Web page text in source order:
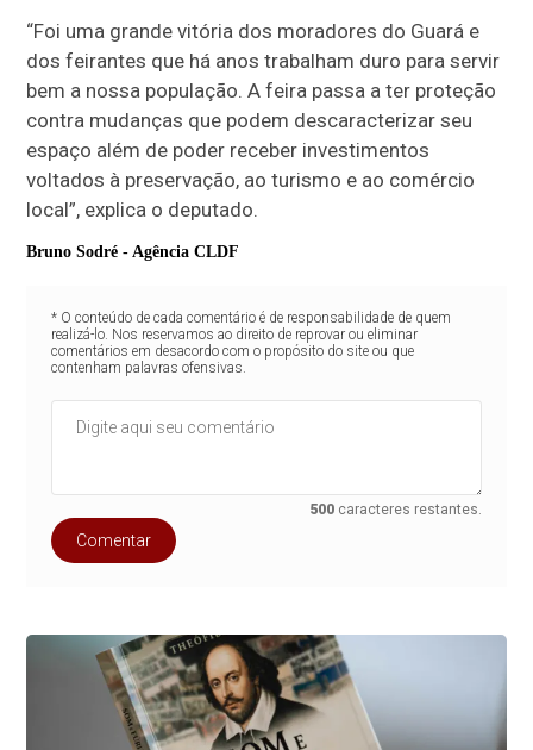
“Foi uma grande vitória dos moradores do Guará e
dos feirantes que há anos trabalham duro para servir
bem a nossa população. A feira passa a ter proteção
contra mudanças que podem descaracterizar seu
espaço além de poder receber investimentos
voltados à preservação, ao turismo e ao comércio
local”, explica o deputado.
Bruno Sodré - Agência CLDF
* O conteúdo de cada comentário é de responsabilidade de quem
realizá-lo. Nos reservamos ao direito de reprovar ou eliminar
comentários em desacordo com o propósito do site ou que
contenham palavras ofensivas.
500 caracteres restantes.
Comentar